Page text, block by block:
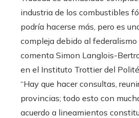
industria de los combustibles
podría hacerse más, pero es
compleja debido al federalismo
comenta Simon Langlois-
en el Instituto Trottier del
“Hay que hacer consultas,
provincias; todo esto con
acuerdo a lineamientos